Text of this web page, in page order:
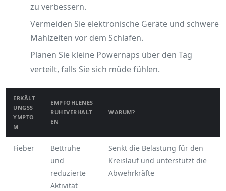
zu verbessern.
Vermeiden Sie elektronische Geräte und schwere
Mahlzeiten vor dem Schlafen.
Planen Sie kleine Powernaps über den Tag
verteilt, falls Sie sich müde fühlen.
ERKÄLT
UNGSS
YMPTO
M
EMPFOHLENES
RUHEVERHALT
EN
WARUM?
Fieber
Bettruhe
und
reduzierte
Aktivität
Senkt die Belastung für den
Kreislauf und unterstützt die
Abwehrkräfte